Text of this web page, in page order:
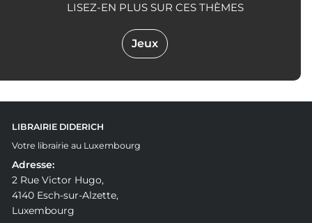
Jeux
LISEZ-EN PLUS SUR CES THÈMES
LIBRAIRIE DIDERICH
Votre librairie au Luxembourg
Adresse:
2 Rue Victor Hugo,
4140 Esch-sur-Alzette,
Luxembourg